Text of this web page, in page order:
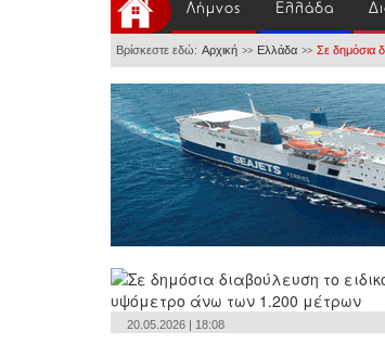
Λήμνος Ελλάδα
Βρίσκεστε εδώ: Αρχική >> Ελλάδα >> Σε δημόσια
20.05.2026 | 18:08